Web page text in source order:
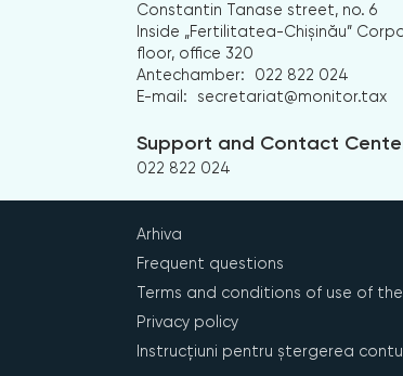
Constantin Tanase street, no. 6
Inside „Fertilitatea-Chișinău”
floor, office 320
Antechamber:
022 822 024
E-mail:
secretariat@monitor.tax
Support and Contact
022 822 024
Arhiva
Frequent questions
Terms and conditions of use of
Privacy policy
Instrucțiuni pentru ștergerea